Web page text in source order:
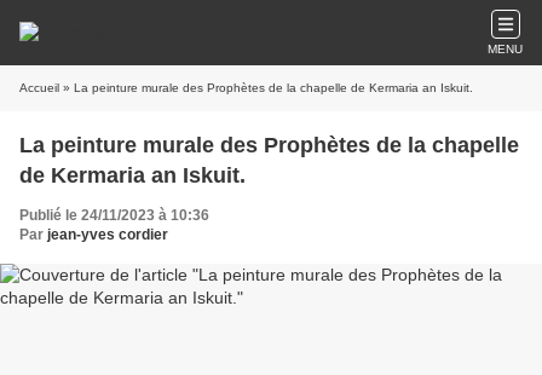
MENU
Accueil » La peinture murale des Prophètes de la chapelle de Kermaria an Iskuit.
La peinture murale des Prophètes de la chapelle
de Kermaria an Iskuit.
Publié le 24/11/2023 à 10:36
Par jean-yves cordier